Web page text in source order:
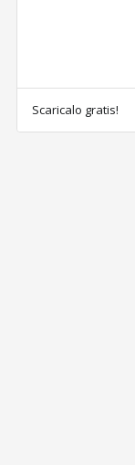
Scaricalo gratis!